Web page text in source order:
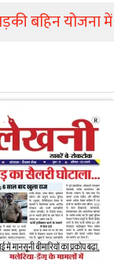
बहिन योजना में